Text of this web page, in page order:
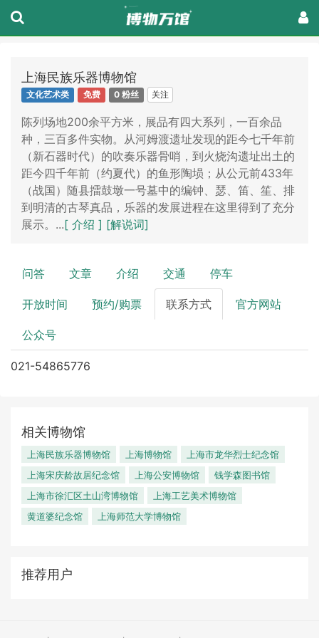
上海民族乐器博物馆
文化艺术类 免费 0 粉丝 关注
陈列场地200余平方米，展品有四大系列，一百余品
种，三百多件实物。从河姆渡遗址发现的距今七千年前
（新石器时代）的吹奏乐器骨哨，到火烧沟遗址出土的
距今四千年前（约夏代）的鱼形陶埙；从公元前433年
（战国）随县擂鼓墩一号墓中的编钟、瑟、笛、笙、排
到明清的古琴真品，乐器的发展进程在这里得到了充分
展示。...[ 介绍 ] [解说词]
问答 文章 介绍 交通 停车
开放时间 预约/购票 联系方式 官方网站
公众号
021-54865776
相关博物馆
上海民族乐器博物馆 上海博物馆
上海市龙华烈士纪念馆
上海宋庆龄故居纪念馆
上海公安博物馆
钱学森图书馆
上海市徐汇区土山湾博物馆
上海工艺美术博物馆
黄道婆纪念馆
上海师范大学博物馆
推荐用户